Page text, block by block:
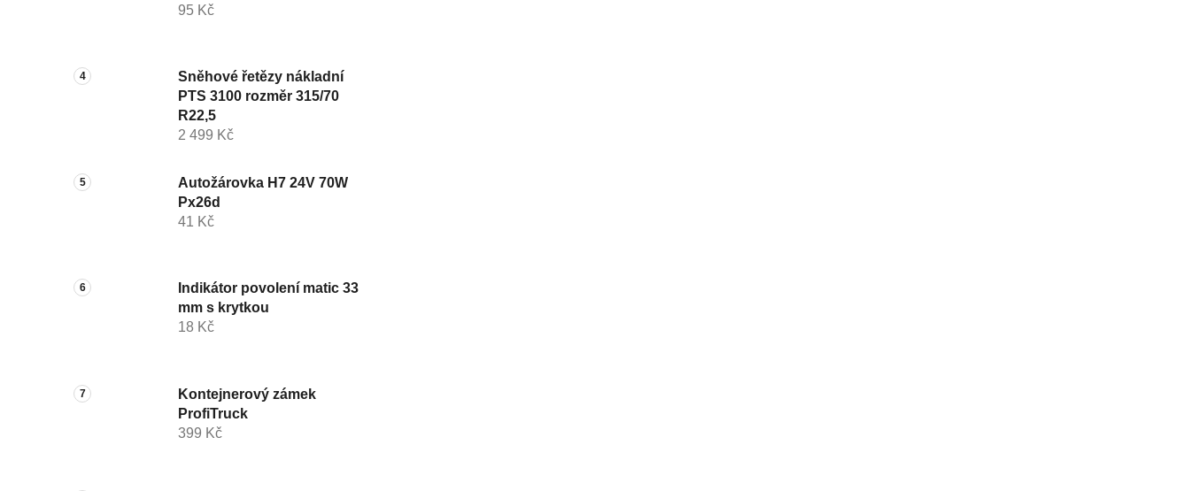
95 Kč
Sněhové řetězy nákladní
PTS 3100 rozměr 315/70
R22,5
2 499 Kč
Autožárovka H7 24V 70W
Px26d
41 Kč
Indikátor povolení matic 33
mm s krytkou
18 Kč
Kontejnerový zámek
ProfiTruck
399 Kč